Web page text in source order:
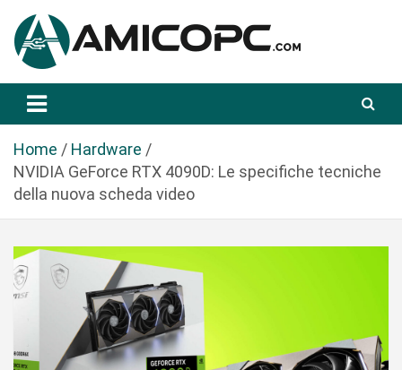
a
Amicopc.com
Home
Hardware
NVIDIA GeForce RTX 4090D: Le specifiche tecniche
della nuova scheda video